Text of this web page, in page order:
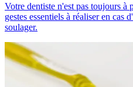
Votre dentiste n'est pas toujours à
gestes essentiels à réaliser en cas
soulager.